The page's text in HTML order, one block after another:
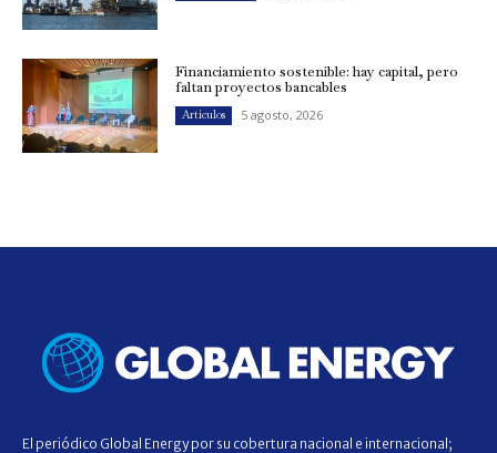
Financiamiento sostenible: hay capital, pero
faltan proyectos bancables
Artículos 5 agosto, 2026
El periódico Global Energy por su cobertura nacional e internacional;